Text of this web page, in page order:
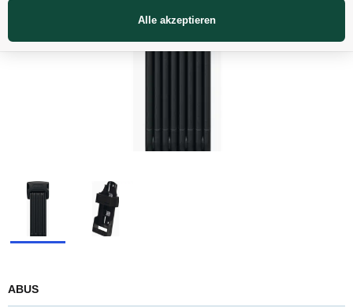
ABUS
Alle akzeptieren